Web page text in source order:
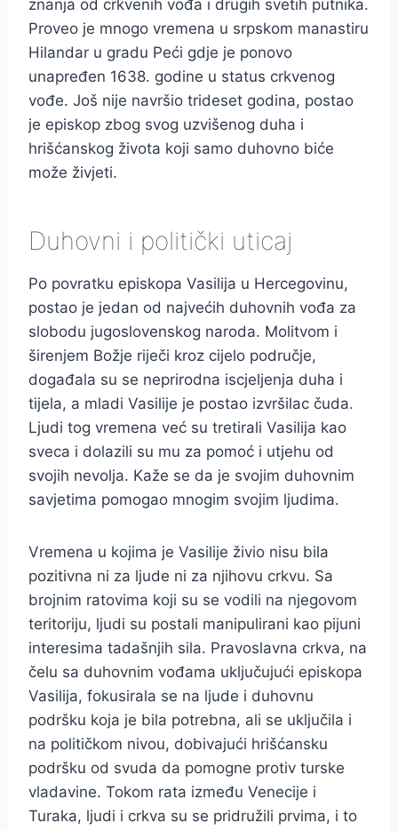
znanja od crkvenih vođa i drugih svetih putnika.
Proveo je mnogo vremena u srpskom manastiru
Hilandar u gradu Peći gdje je ponovo
unapređen 1638. godine u status crkvenog
vođe. Još nije navršio trideset godina, postao
je episkop zbog svog uzvišenog duha i
hrišćanskog života koji samo duhovno biće
može živjeti.
Duhovni i politički uticaj
Po povratku episkopa Vasilija u Hercegovinu,
postao je jedan od najvećih duhovnih vođa za
slobodu jugoslovenskog naroda. Molitvom i
širenjem Božje riječi kroz cijelo područje,
događala su se neprirodna iscjeljenja duha i
tijela, a mladi Vasilije je postao izvršilac čuda.
Ljudi tog vremena već su tretirali Vasilija kao
sveca i dolazili su mu za pomoć i utjehu od
svojih nevolja. Kaže se da je svojim duhovnim
savjetima pomogao mnogim svojim ljudima.
Vremena u kojima je Vasilije živio nisu bila
pozitivna ni za ljude ni za njihovu crkvu. Sa
brojnim ratovima koji su se vodili na njegovom
teritoriju, ljudi su postali manipulirani kao pijuni
interesima tadašnjih sila. Pravoslavna crkva, na
čelu sa duhovnim vođama uključujući episkopa
Vasilija, fokusirala se na ljude i duhovnu
podršku koja je bila potrebna, ali se uključila i
na političkom nivou, dobivajući hrišćansku
podršku od svuda da pomogne protiv turske
vladavine. Tokom rata između Venecije i
Turaka, ljudi i crkva su se pridružili prvima, i to